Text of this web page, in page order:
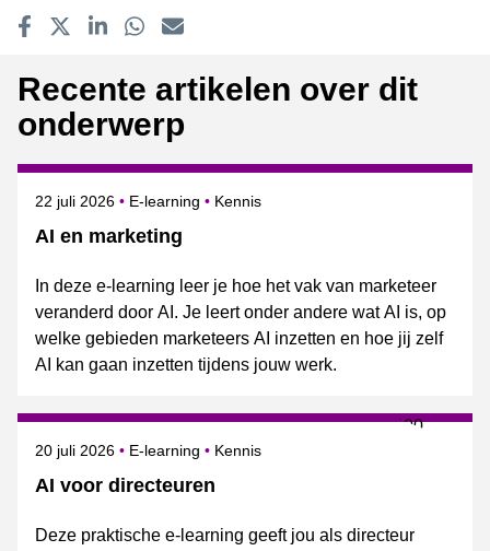
Recente artikelen over dit
onderwerp
AI en marketing
Gepubliceerd op
22 juli 2026 E-learning Onderwerpen
Kennis
In deze e-learning leer je hoe het vak van marketeer
veranderd door AI. Je leert onder andere wat AI is, op
welke gebieden marketeers AI inzetten en hoe jij zelf
AI kan gaan inzetten tijdens jouw werk.
AI voor directeuren
Gepubliceerd op
20 juli 2026 E-learning Onderwerpen
Kennis
Deze praktische e-learning geeft jou als directeur